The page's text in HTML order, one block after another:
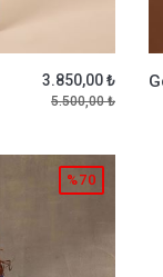
3.850,00 ₺
5.500,00 ₺
%70